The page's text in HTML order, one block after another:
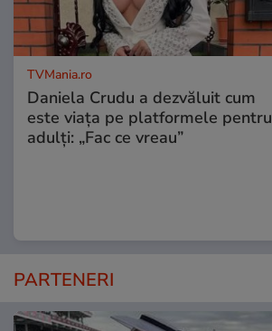
TVMania.ro
Daniela Crudu a dezvăluit cum
este viața pe platformele pentru
adulți: „Fac ce vreau”
PARTENERI